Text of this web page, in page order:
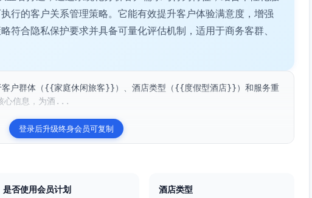
行的客户关系管理策略。它能有效提升客户体验满意度，增强
符合隐私保护要求并具备可量化评估机制，适用于商务客群、
客户群体（{{家庭休闲旅客}}）、酒店类型（{{度假型酒店}}）和服务重
心信息，为酒...
登录后升级终身会员可复制
是否使用会员计划 酒店类型